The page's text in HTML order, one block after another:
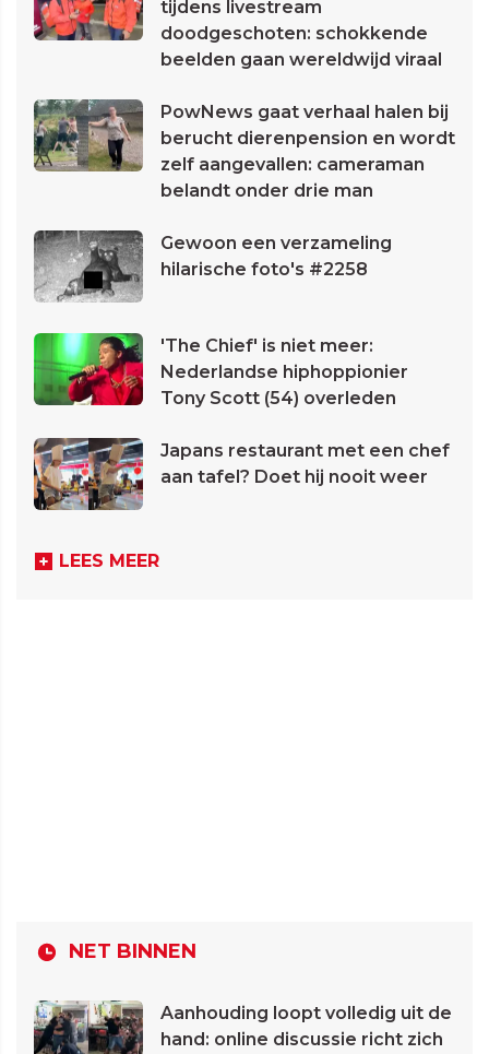
tijdens livestream
doodgeschoten: schokkende
beelden gaan wereldwijd viraal
PowNews gaat verhaal halen bij
berucht dierenpension en wordt
zelf aangevallen: cameraman
belandt onder drie man
Gewoon een verzameling
hilarische foto's #2258
'The Chief' is niet meer:
Nederlandse hiphoppionier
Tony Scott (54) overleden
Japans restaurant met een chef
aan tafel? Doet hij nooit weer
LEES MEER
NET BINNEN
Aanhouding loopt volledig uit de
hand: online discussie richt zich